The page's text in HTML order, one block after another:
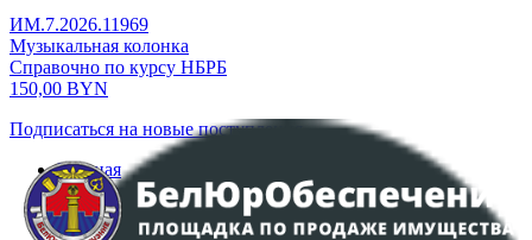
ИМ.7.2026.11969
Музыкальная колонка
Справочно по курсу НБРБ
150,00 BYN
Подписаться на новые поступления
Главная
Аукционы
Интернет-магазин